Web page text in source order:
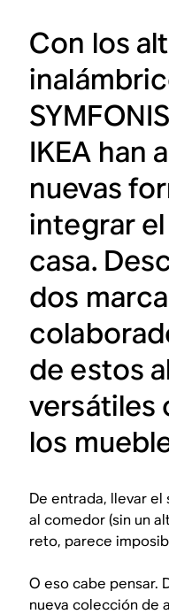
Con los
IKEA han
nuevas
integrar
casa.
dos
de estos
versátiles
los
De entrada, llevar
al comedor (sin un
reto, parece
O eso cabe pensar.
nueva colección de